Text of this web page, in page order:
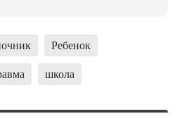
Ребенок
школа